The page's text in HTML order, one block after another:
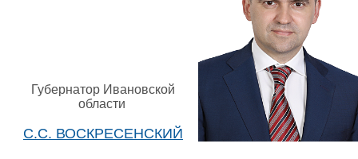
Губернатор Ивановской
области
С.С. ВОСКРЕСЕНСКИЙ